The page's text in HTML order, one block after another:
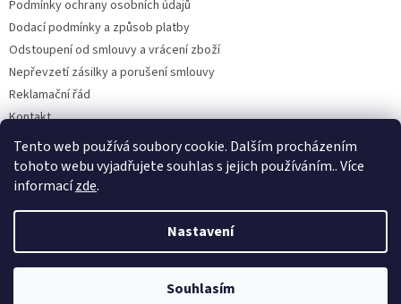
Tento web používá soubory cookie. Dalším procházením
tohoto webu vyjadřujete souhlas s jejich používáním.. Více
informacízde.
Nastavení
Souhlasím
Podmínky ochrany osobních údajů
Dodací podmínky a způsob platby
Odstoupení od smlouvy a vrácení zboží
Nepřevzetí zásilky a porušení smlouvy
Reklamační řád
Kontakt
Napište nám
Copyright 2026Dobirkov.cz. Všechna práva vyhrazena.Upravit
nastavení cookies